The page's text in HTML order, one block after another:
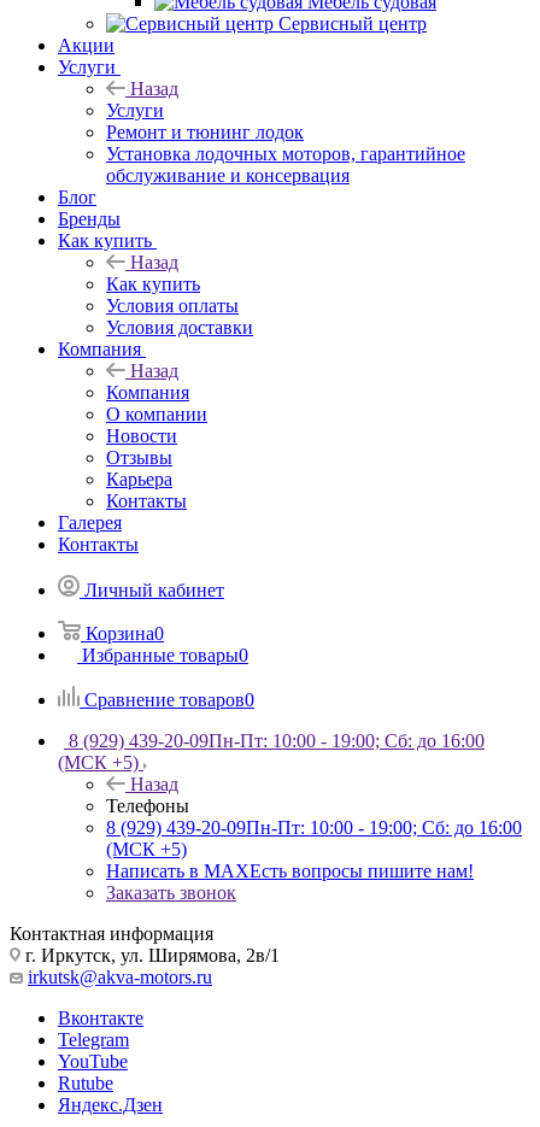
Сервисный центр
Акции
Услуги
Назад
Услуги
Ремонт и тюнинг лодок
Установка лодочных моторов, гарантийное
обслуживание и консервация
Блог
Бренды
Как купить
Назад
Как купить
Условия оплаты
Условия доставки
Компания
Назад
Компания
О компании
Новости
Отзывы
Карьера
Контакты
Галерея
Контакты
Личный кабинет
Корзина0
Избранные товары0
Сравнение товаров0
8 (929) 439-20-09Пн-Пт: 10:00 - 19:00; Сб: до 16:00
(МСК +5)
Назад
Телефоны
8 (929) 439-20-09Пн-Пт: 10:00 - 19:00; Сб: до 16:00
(МСК +5)
Написать в MAXЕсть вопросы пишите нам!
Заказать звонок
Контактная информация
г. Иркутск, ул. Ширямова, 2в/1
irkutsk@akva-motors.ru
Вконтакте
Telegram
YouTube
Rutube
Яндекс.Дзен